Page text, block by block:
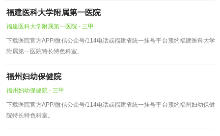
福建医科大学附属第一医院
福建医科大学附属第一医院 - 三甲
下载医院官方APP/微信公众号/114电话或福建省统一挂号平台预约福建医科大学
附属第一医院特长特色科室。
福州妇幼保健院
福州妇幼保健院 - 三甲
下载医院官方APP/微信公众号/114电话或福建省统一挂号平台预约福州妇幼保健
院特长特色科室。